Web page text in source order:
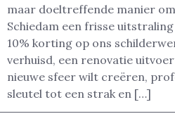
maar doeltreffende manier
Schiedam een frisse
10% korting op ons
verhuisd, een renovatie
nieuwe sfeer wilt creëren,
sleutel tot een strak en […]